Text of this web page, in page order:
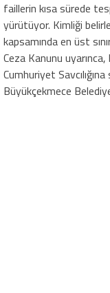
faillerin kısa sürede
yürütüyor. Kimliği
kapsamında en üst
Ceza Kanunu
Cumhuriyet
Büyükçekmece